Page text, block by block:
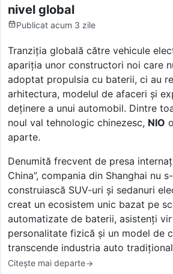
nivel global
Publicat acum 3 zile
Tranziția globală către vehicule
apariția unor constructori noi care
adoptat propulsia cu baterii, ci au
arhitectura, modelul de afaceri și
deținere a unui automobil. Dintre
noul val tehnologic chinezesc, NIO
aparte.
Denumită frecvent de presa
China”, compania din Shanghai nu
construiască SUV-uri și sedanuri
creat un ecosistem unic bazat pe
automatizate de baterii, asistenți
personalitate fizică și un model de
transcende industria auto
Citește mai departe